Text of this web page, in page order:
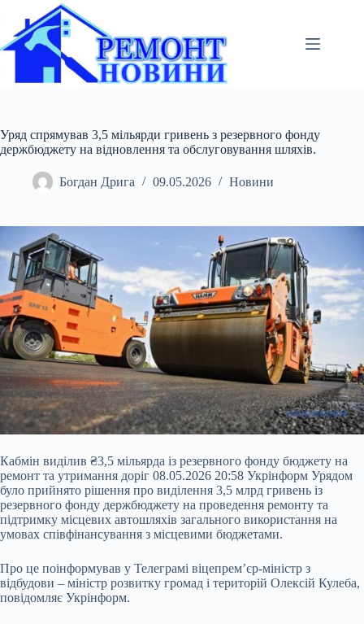
вмісту
Уряд спрямував 3,5 мільярди гривень з резервного фонду
держбюджету на відновлення та обслуговування шляхів.
Богдан Дрига 09.05.2026 Новини
Кабмін виділив ₴3,5 мільярда із резервного фонду бюджету на
ремонт та утримання доріг 08.05.2026 20:58 Укрінформ Урядом
було прийнято рішення про виділення 3,5 млрд гривень із
резервного фонду держбюджету на проведення ремонту та
підтримку місцевих автошляхів загального використання на
умовах співфінансування з місцевими бюджетами.
Про це поінформував у Телеграмі віцепрем’єр-міністр з
відбудови – міністр розвитку громад і територій Олексій Кулеба,
повідомляє Укрінформ.